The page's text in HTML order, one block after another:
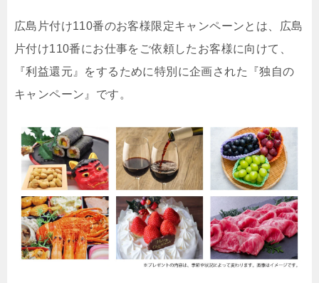
広島片付け110番のお客様限定キャンペーンとは、広島
片付け110番にお仕事をご依頼したお客様に向けて、
『利益還元』をするために特別に企画された『独自の
キャンペーン』です。